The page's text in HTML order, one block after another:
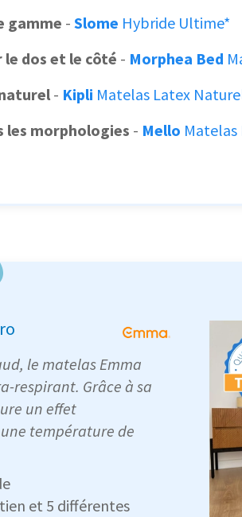
gamme - Slome Hybride Ultime*
dos et le côté - Morphea Bed
- Kipli Matelas Latex
les morphologies - Mello Matelas
le matelas Emma
respirant. Grâce à sa
un effet
température de
et 5 différentes